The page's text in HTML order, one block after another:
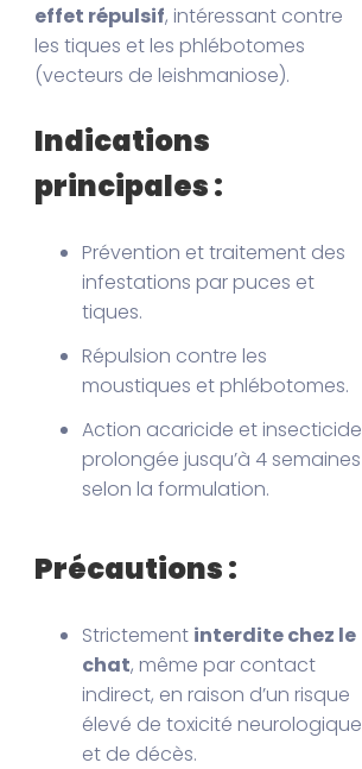
effet répulsif, intéressant contre
les tiques et les phlébotomes
(vecteurs de leishmaniose).
Indications
principales :
Prévention et traitement des
infestations par puces et
tiques.
Répulsion contre les
moustiques et phlébotomes.
Action acaricide et insecticide
prolongée jusqu’à 4 semaines
selon la formulation.
Précautions :
Strictement interdite chez le
chat, même par contact
indirect, en raison d’un risque
élevé de toxicité neurologique
et de décès.